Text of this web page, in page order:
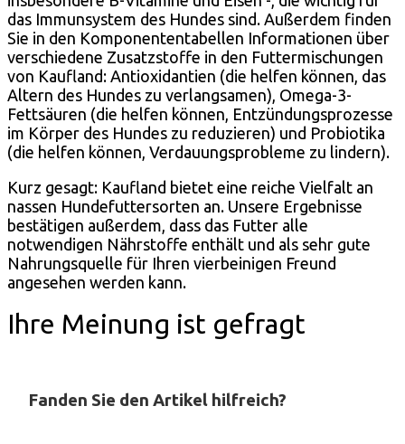
das Immunsystem des Hundes sind. Außerdem finden
Sie in den Komponententabellen Informationen über
verschiedene Zusatzstoffe in den Futtermischungen
von Kaufland: Antioxidantien (die helfen können, das
Altern des Hundes zu verlangsamen), Omega-3-
Fettsäuren (die helfen können, Entzündungsprozesse
im Körper des Hundes zu reduzieren) und Probiotika
(die helfen können, Verdauungsprobleme zu lindern).
Kurz gesagt: Kaufland bietet eine reiche Vielfalt an
nassen Hundefuttersorten an. Unsere Ergebnisse
bestätigen außerdem, dass das Futter alle
notwendigen Nährstoffe enthält und als sehr gute
Nahrungsquelle für Ihren vierbeinigen Freund
angesehen werden kann.
Ihre Meinung ist gefragt
Fanden Sie den Artikel hilfreich?